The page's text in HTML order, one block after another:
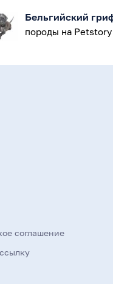
Бельгийский
породы на Petstory
соглашение